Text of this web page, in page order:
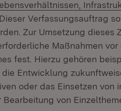
Verfassungsauftrag
Zur Umsetzung dieses
Maßnahmen
fest. Hierzu gehören
Entwicklung
oder das Einsetzen
von